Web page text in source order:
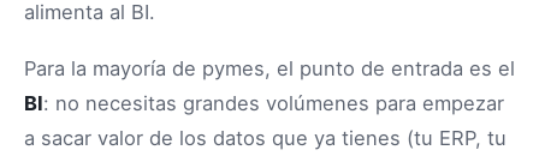
alimenta al BI.
Para la mayoría de pymes, el punto de entrada es el
BI: no necesitas grandes volúmenes para empezar
a sacar valor de los datos que ya tienes (tu ERP, tu